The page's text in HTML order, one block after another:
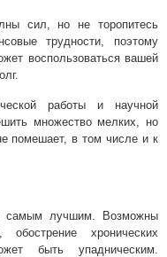
сил, но не торопитесь
трудности, поэтому
воспользоваться вашей
работы и научной
множество мелких, но
помешает, в том числе и к
самым лучшим. Возможны
хронических
быть упадническим.